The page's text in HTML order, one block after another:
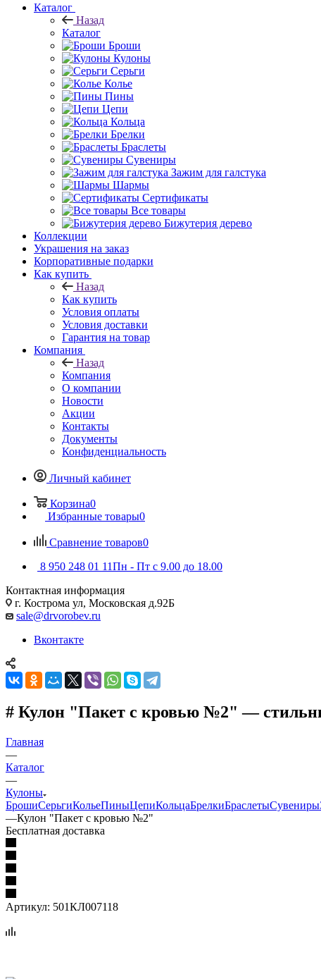
Каталог
Назад
Каталог
Броши
Кулоны
Серьги
Колье
Пины
Цепи
Кольца
Брелки
Браслеты
Сувениры
Зажим для галстука
Шармы
Сертификаты
Все товары
Бижутерия дерево
Коллекции
Украшения на заказ
Корпоративные подарки
Как купить
Назад
Как купить
Условия оплаты
Условия доставки
Гарантия на товар
Компания
Назад
Компания
О компании
Новости
Акции
Контакты
Документы
Конфиденциальность
Личный кабинет
Корзина0
Избранные товары0
Сравнение товаров0
8 950 248 01 11Пн - Пт с 9.00 до 18.00
Контактная информация
г. Кострома ул, Московская д.92Б
sale@drvorobev.ru
Вконтакте
# Кулон "Пакет с кровью №2" —
Главная
—
Каталог
—
Кулоны
БрошиСерьгиКольеПиныЦепиКольцаБрелкиБраслетыСувениры
—Кулон "Пакет с кровью №2"
Бесплатная доставка
Артикул: 501КЛ007118